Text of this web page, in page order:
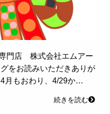
門店 株式会社エムアー
をお読みいただきありが
月もおわり、4/29か…
続きを読む